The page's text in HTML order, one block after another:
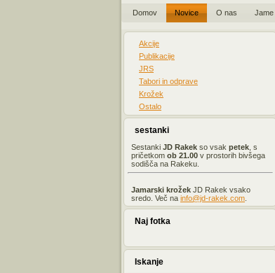
Domov Novice O nas Jame
Akcije
Publikacije
JRS
Tabori in odprave
Krožek
Ostalo
sestanki
Sestanki JD Rakek so vsak petek , s
pričetkom ob 21.00 v prostorih bivšega
sodišča na Rakeku.
Jamarski krožek JD Rakek vsako
sredo. Več na info@jd-rakek.com
Naj fotka
Iskanje